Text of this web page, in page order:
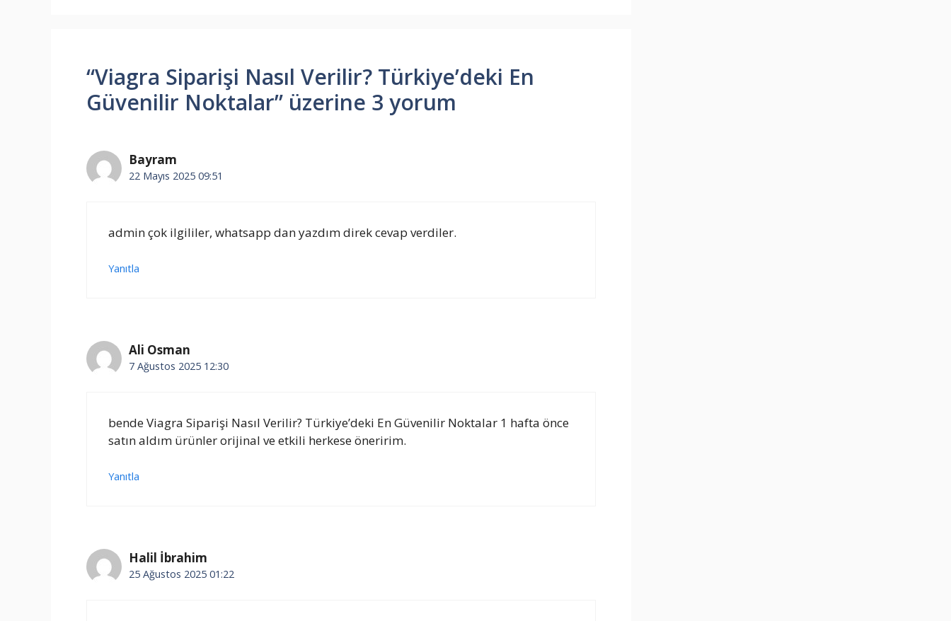
“Viagra Siparişi Nasıl Verilir? Türkiye’deki En
Güvenilir Noktalar” üzerine 3 yorum
Bayram
22 Mayıs 2025 09:51
admin çok ilgililer, whatsapp dan yazdım direk cevap verdiler.
Yanıtla
Ali Osman
7 Ağustos 2025 12:30
bende Viagra Siparişi Nasıl Verilir? Türkiye’deki En Güvenilir Noktalar 1 hafta önce
satın aldım ürünler orijinal ve etkili herkese öneririm.
Yanıtla
Halil İbrahim
25 Ağustos 2025 01:22